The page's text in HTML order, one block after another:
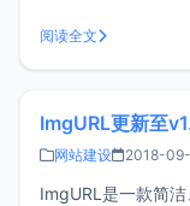
2.0重构完成。主要
贴上传、URL上传
阅读全文
ImgURL更新至
网站建设 2018-09-
ImgURL是一款简